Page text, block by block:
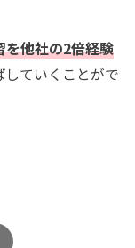
を他社の2倍経験
ていくことがで